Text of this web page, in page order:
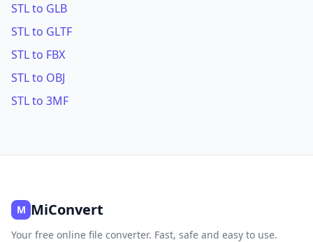
STL to GLB
STL to GLTF
STL to FBX
STL to OBJ
STL to 3MF
M MiConvert
Your free online file converter. Fast, safe and easy to use.